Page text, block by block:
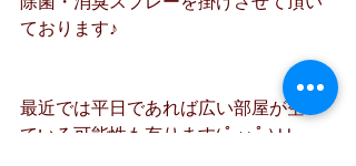
ております♪
最近では平日であれば広い部屋が空い
ている可能性も有ります( ﾟ ω ﾟ ) ! !